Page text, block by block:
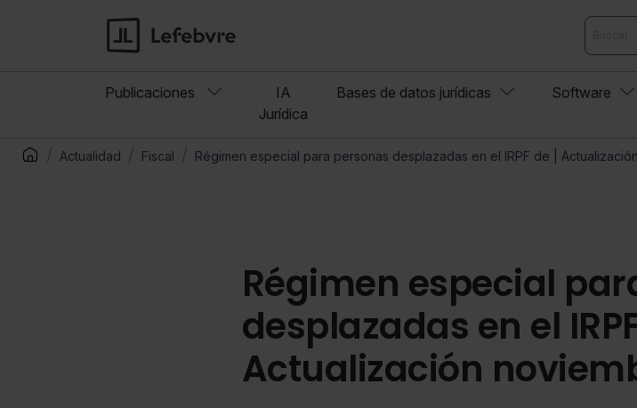
Publicaciones
IA
Jurídica
Bases de datos jurídicas Software
Actualidad Fiscal Régimen especial para personas desplazadas en el IRPF de |
Régimen especial
desplazadas en el
Actualización